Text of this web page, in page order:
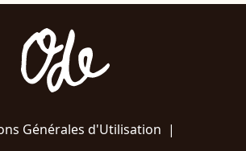
Générales d'Utilisation |